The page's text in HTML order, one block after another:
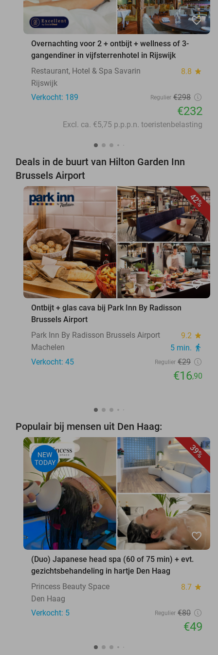
favorite_border
Overnachting voor 2 + ontbijt + wellness of 3-
gangendiner in vijfsterrenhotel in Rijswijk
Restaurant, Hotel & Spa Savarin
8.8 star
Rijswijk
Verkocht: 189
Regulier €298
€232
Excl. ca. €5,75 p.p.p.n. toeristenbelasting
Deals in de buurt van Hilton Garden Inn
Brussels Airport
42%
favorite_border
Ontbijt + glas cava bij Park Inn By Radisson
Brussels Airport
Park Inn By Radisson Brussels Airport
9.2 star
Machelen 5 min. directions_walk
Verkocht: 45 Regulier €29
€16,90
Populair bij mensen uit Den Haag:
39%
NEW
TODAY
favorite_border
(Duo) Japanese head spa (60 of 75 min) + evt.
gezichtsbehandeling in hartje Den Haag
Princess Beauty Space
8.7 star
Den Haag
Verkocht: 5
Regulier €80
€49